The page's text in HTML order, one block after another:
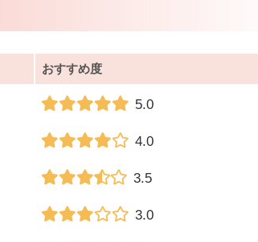
おすすめ度
5.0
4.0
3.5
3.0